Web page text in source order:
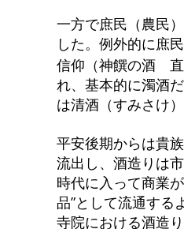
一方で庶民（農民
した。例外的に庶
信仰（神饌の酒 直
れ、基本的に濁酒
は清酒（すみさけ
平安後期からは貴
流出し、酒造りは
時代に入って商業
品”として流通する
寺院における酒造